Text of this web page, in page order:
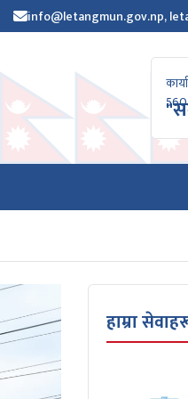
info@letangmun.gov.np,
हाम्रा